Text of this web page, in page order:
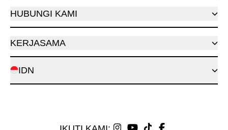
HUBUNGI KAMI
KERJASAMA
IDN